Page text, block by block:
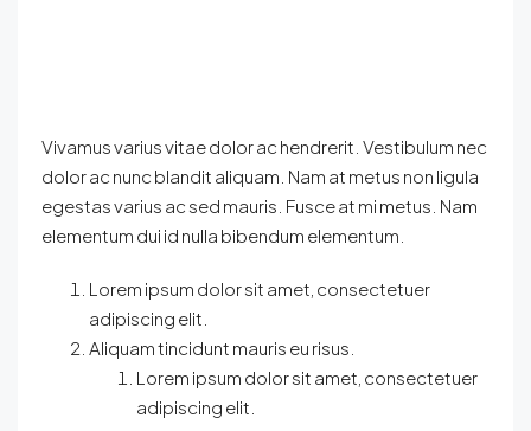
Vivamus varius vitae dolor ac hendrerit. Vestibulum nec
dolor ac nunc blandit aliquam. Nam at metus non ligula
egestas varius ac sed mauris. Fusce at mi metus. Nam
elementum dui id nulla bibendum elementum.
Lorem ipsum dolor sit amet, consectetuer
adipiscing elit.
Aliquam tincidunt mauris eu risus.
Lorem ipsum dolor sit amet, consectetuer
adipiscing elit.